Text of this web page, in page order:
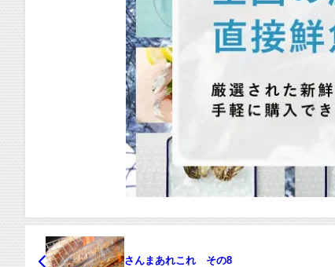
さんまあれこれ その8